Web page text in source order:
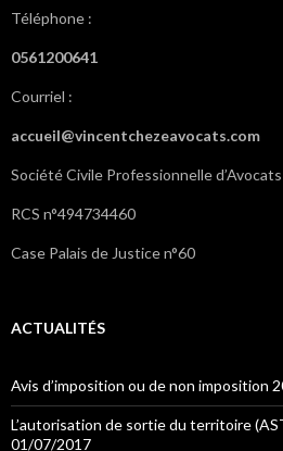
Téléphone :
0561200641
Courriel :
accueil@vincentchezeavocats.com
Société Civile Professionnelle d’Avocats
RCS n°494734460
Case Palais de Justice n°60
ACTUALITÉS
Avis d’imposition ou de non imposition
L’autorisation de sortie du territoire
01/07/2017